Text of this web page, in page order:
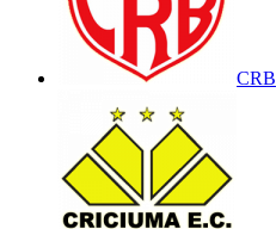
CRB